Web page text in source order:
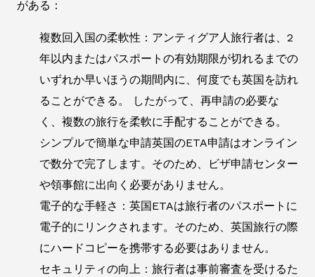
がある：
複数回入国の柔軟性：アンティグア人旅行者は、2
年以内またはパスポートの有効期限が切れるまでの
いずれか早いほうの期間内に、何度でも英国を訪れ
ることができる。 したがって、再申請の必要な
く、複数の旅行を柔軟に手配することができる。
シンプルで簡単な申請英国のETA申請はオンライン
で数分で完了します。そのため、ビザ申請センター
や領事館に出向く必要がありません。
電子的な手軽さ：英国ETAは旅行者のパスポートに
電子的にリンクされます。そのため、英国旅行の際
にハードコピーを携帯する必要はありません。
セキュリティの向上：旅行者は事前審査を受けるた